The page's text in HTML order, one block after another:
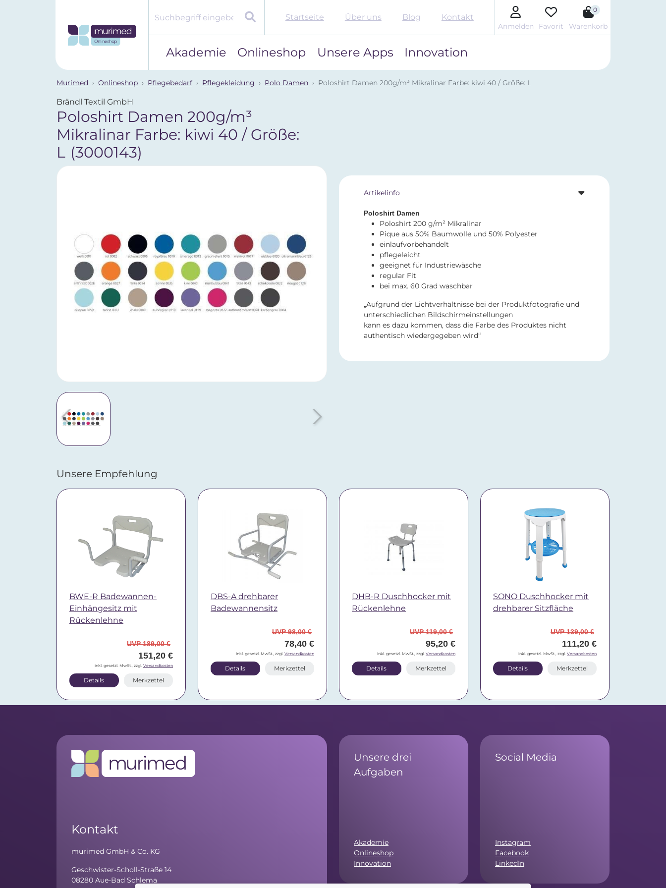
Startseite Über uns Blog Kontakt
Anmelden Favorit
0
Warenkorb
Akademie Onlineshop Unsere Apps Innovation
Murimed Onlineshop Pflegebedarf Pflegekleidung Polo Damen Poloshirt Damen 200g/m³ Mikralinar Farbe: kiwi 40 / Größe: L
Brändl Textil GmbH
Poloshirt Damen 200g/m³
Mikralinar Farbe: kiwi 40 / Größe:
L (3000143)
Artikelinfo
Poloshirt Damen
Poloshirt 200 g/m² Mikralinar
Pique aus 50% Baumwolle und 50% Polyester
einlaufvorbehandelt
pflegeleicht
geeignet für Industriewäsche
regular Fit
bei max. 60 Grad waschbar
„Aufgrund der Lichtverhältnisse bei der Produktfotografie und
unterschiedlichen Bildschirmeinstellungen
kann es dazu kommen, dass die Farbe des Produktes nicht
authentisch wiedergegeben wird“
Unsere Empfehlung
BWE-R Badewannen-
Einhängesitz mit
Rückenlehne
UVP 189,00 €
151,20 €
inkl. gesetzl. MwSt., zzgl. Versandkosten
Details Merkzettel
DBS-A drehbarer
Badewannensitz
UVP 98,00 €
78,40 €
inkl. gesetzl. MwSt., zzgl. Versandkosten
Details Merkzettel
DHB-R Duschhocker mit
Rückenlehne
UVP 119,00 €
95,20 €
inkl. gesetzl. MwSt., zzgl. Versandkosten
Details Merkzettel
SONO Duschhocker mit
drehbarer Sitzfläche
UVP 139,00 €
111,20 €
inkl. gesetzl. MwSt., zzgl. Versandkosten
Details Merkzettel
Kontakt
murimed GmbH & Co. KG
Geschwister-Scholl-Straße 14
08280 Aue-Bad Schlema
Unsere drei
Aufgaben
Akademie
Onlineshop
Innovation
Social Media
Instagram
Facebook
LinkedIn